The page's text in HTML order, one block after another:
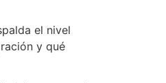
el nivel
y qué